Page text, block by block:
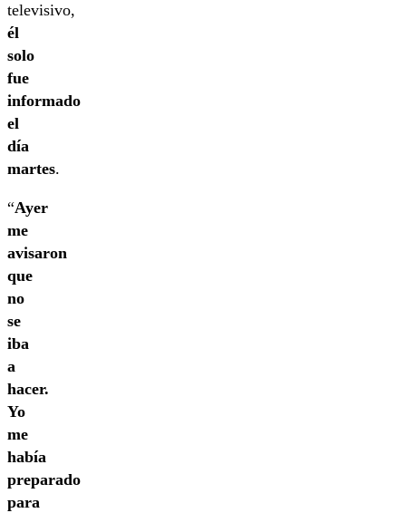
televisivo,
él
solo
fue
informado
el
día
martes.
“Ayer
me
avisaron
que
no
se
iba
a
hacer.
Yo
me
había
preparado
para